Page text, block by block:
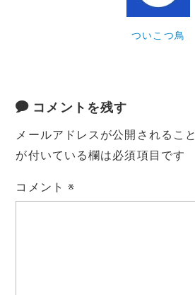
ついこつ鳥
コメントを残す
メールアドレスが公開されるこ
が付いている欄は必須項目です
コメント※